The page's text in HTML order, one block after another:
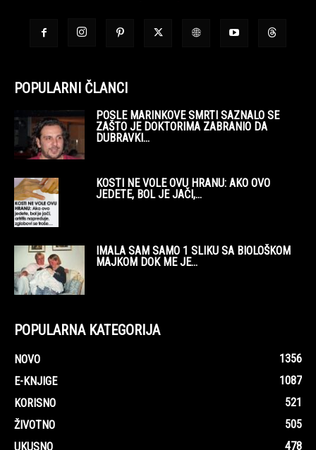
POPULARNI ČLANCI
POSLE MARINKOVE SMRTI SAZNALO SE
ZAŠTO JE DOKTORIMA ZABRANIO DA
DUBRAVKI...
KOSTI NE VOLE OVU HRANU: AKO OVO
JEDETE, BOL JE JAČI,...
IMALA SAM SAMO 1 SLIKU SA BIOLOŠKOM
MAJKOM DOK ME JE...
POPULARNA KATEGORIJA
NOVO
1356
E-KNJIGE
1087
KORISNO
521
ŽIVOTNO
505
UKUSNO
478